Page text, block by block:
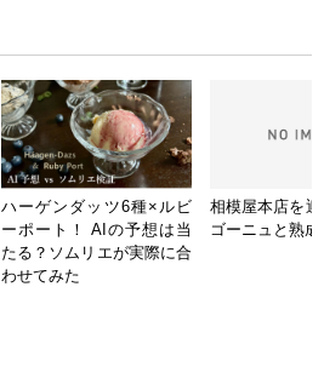
ハーゲンダッツ6種×ルビ
ーポート！ AIの予想は当
たる？ソムリエが実際に合
わせてみた
相模屋本店を
ゴーニュと熟